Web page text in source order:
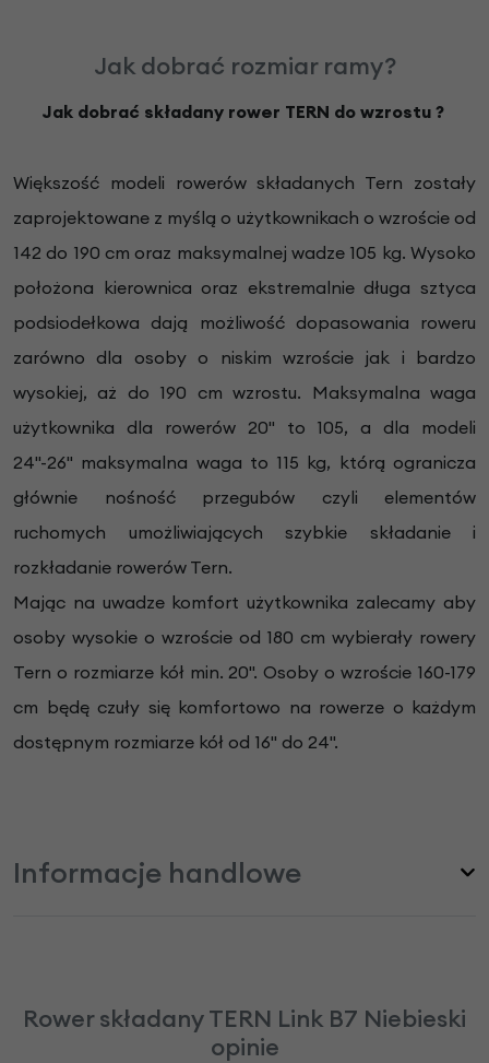
Jak dobrać rozmiar ramy?
Jak dobrać składany rower TERN do wzrostu ?
Większość modeli rowerów składanych Tern zostały
zaprojektowane z myślą o użytkownikach o wzroście od
142 do 190 cm oraz maksymalnej wadze 105 kg. Wysoko
położona kierownica oraz ekstremalnie długa sztyca
podsiodełkowa dają możliwość dopasowania roweru
zarówno dla osoby o niskim wzroście jak i bardzo
wysokiej, aż do 190 cm wzrostu. Maksymalna waga
użytkownika dla rowerów 20" to 105, a dla modeli
24"-26" maksymalna waga to 115 kg, którą ogranicza
głównie nośność przegubów czyli elementów
ruchomych umożliwiających szybkie składanie i
rozkładanie rowerów Tern.
Mając na uwadze komfort użytkownika zalecamy aby
osoby wysokie o wzroście od 180 cm wybierały rowery
Tern o rozmiarze kół min. 20". Osoby o wzroście 160-179
cm będę czuły się komfortowo na rowerze o każdym
dostępnym rozmiarze kół od 16" do 24".
Informacje handlowe
Rower składany TERN Link B7 Niebieski
opinie